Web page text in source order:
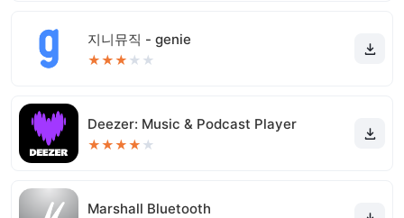
지니뮤직 - genie
★★★ ★ ★
Deezer: Music & Podcast Player
★★★★ ★
Marshall Bluetooth